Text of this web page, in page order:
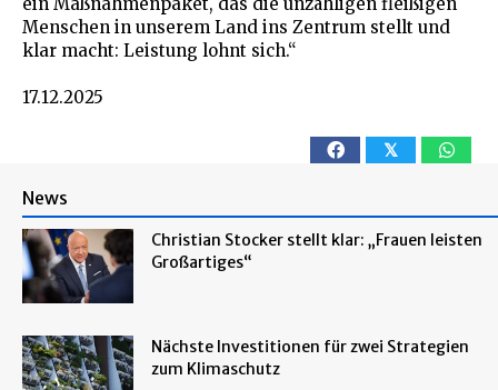
Menschen in unserem Land ins Zentrum stellt und
klar macht: Leistung lohnt sich.“
17.12.2025
𝕏
News
Christian Stocker stellt klar: „Frauen leisten
Großartiges“
Nächste Investitionen für zwei Strategien
zum Klimaschutz